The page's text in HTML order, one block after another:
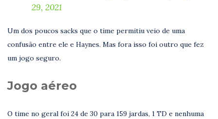
29, 2021
Um dos poucos sacks que o time permitiu veio de uma
confusão entre ele e Haynes. Mas fora isso foi outro que fez
um jogo seguro.
Jogo aéreo
O time no geral foi 24 de 30 para 159 jardas, 1 TD e nenhuma